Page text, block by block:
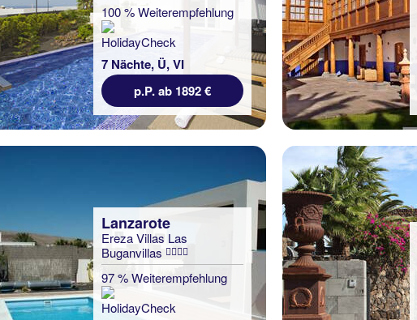
100 % Weiterempfehlung
7 Nächte, Ü, VI
p.P. ab 1892 €
Lanzarote
Ereza Villas Las
Buganvillas
97 % Weiterempfehlung